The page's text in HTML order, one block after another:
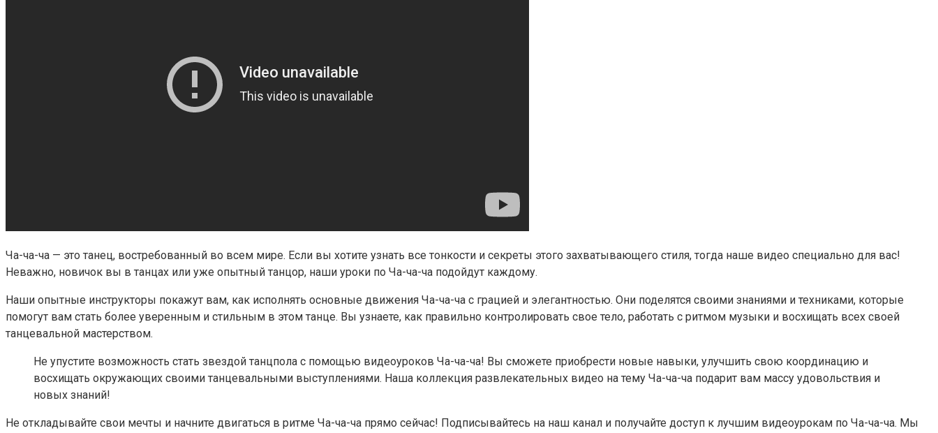
Ча-ча-ча — это танец, востребованный во всем мире. Если вы хотите узнать все тонкости и секреты этого захватывающего стиля, тогда наше видео специально для вас!
Неважно, новичок вы в танцах или уже опытный танцор, наши уроки по Ча-ча-ча подойдут каждому.
Наши опытные инструкторы покажут вам, как исполнять основные движения Ча-ча-ча с грацией и элегантностью. Они поделятся своими знаниями и техниками, которые
помогут вам стать более уверенным и стильным в этом танце. Вы узнаете, как правильно контролировать свое тело, работать с ритмом музыки и восхищать всех своей
танцевальной мастерством.
Не упустите возможность стать звездой танцпола с помощью видеоуроков Ча-ча-ча! Вы сможете приобрести новые навыки, улучшить свою координацию и
восхищать окружающих своими танцевальными выступлениями. Наша коллекция развлекательных видео на тему Ча-ча-ча подарит вам массу удовольствия и
новых знаний!
Не откладывайте свои мечты и начните двигаться в ритме Ча-ча-ча прямо сейчас! Подписывайтесь на наш канал и получайте доступ к лучшим видеоурокам по Ча-ча-ча. Мы